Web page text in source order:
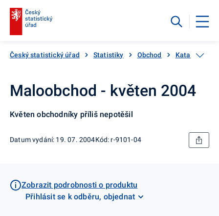
Český statistický úřad Statistiky Obchod Katalog
Maloobchod - květen 2004
Květen obchodníky příliš nepotěšil
Datum vydání: 19. 07. 2004Kód: r-9101-04
Zobrazit podrobnosti o produktu
Přihlásit se k odběru, objednat